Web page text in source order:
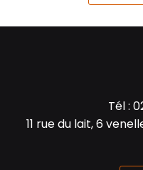
Tél :
11 rue du lait, 6